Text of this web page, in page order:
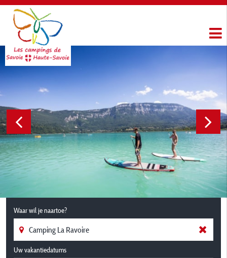
Waar wil je naartoe?
Uw vakantiedatums